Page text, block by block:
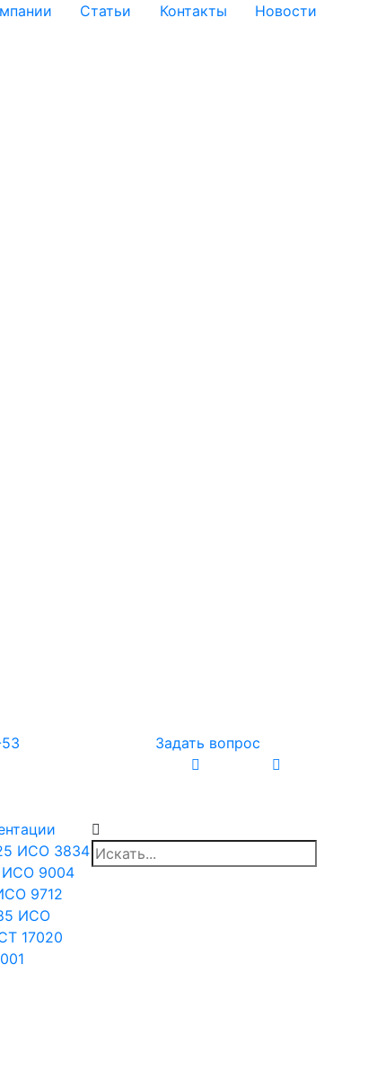
Статьи Контакты Новости
Задать вопрос
ИСО 3834
ИСО 9004
9712
ИСО
17020